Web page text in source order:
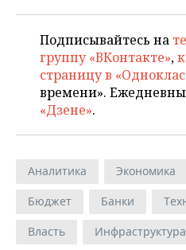
Подписывайтесь на
группу «ВКонтакте»,
страницу в
времени».
«Дзене».
Аналитика Экономика
Бюджет
Банки
Власть
Инфраструктура